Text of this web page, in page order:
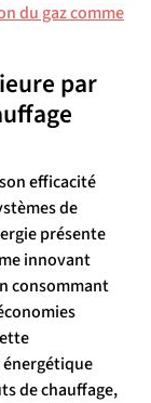
du gaz comme
par
efficacité
de
présente
innovant
consommant
énergétique
de chauffage,